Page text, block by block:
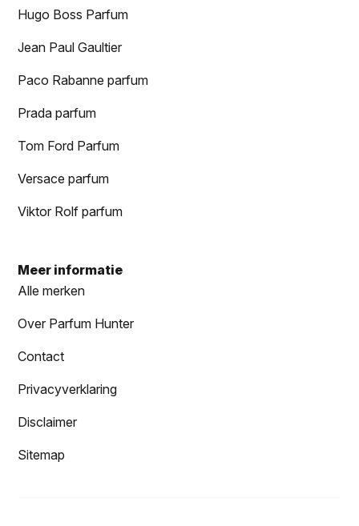
Hugo Boss Parfum
Jean Paul Gaultier
Paco Rabanne parfum
Prada parfum
Tom Ford Parfum
Versace parfum
Viktor Rolf parfum
Meer informatie
Alle merken
Over Parfum Hunter
Contact
Privacyverklaring
Disclaimer
Sitemap